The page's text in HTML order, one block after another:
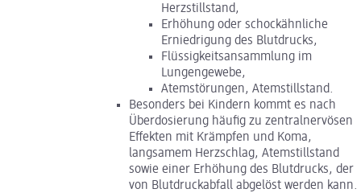
Herzstillstand,
Erhöhung oder schockähnliche
Erniedrigung des Blutdrucks,
Flüssigkeitsansammlung im
Lungengewebe,
Atemstörungen, Atemstillstand.
Besonders bei Kindern kommt es nach
Überdosierung häufig zu zentralnervösen
Effekten mit Krämpfen und Koma,
langsamem Herzschlag, Atemstillstand
sowie einer Erhöhung des Blutdrucks, der
von Blutdruckabfall abgelöst werden kann.